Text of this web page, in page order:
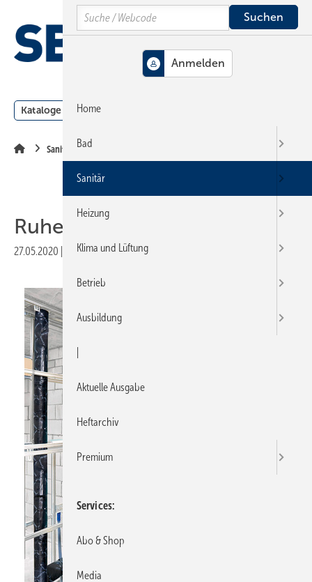
Hauptinhalt
Hauptmenü
SiteSearch
Kataloge Meldungen
Sanitär
Ruhe statt Rauschen
27.05.2020 Veröffentlicht inAusgabe 07-2020
Search
Home
Bad
Sanitär
Heizung
Klima und Lüftung
Betrieb
Ausbildung
Aktuelle Ausgabe
Heftarchiv
Premium
Services
Abo & Shop
Media